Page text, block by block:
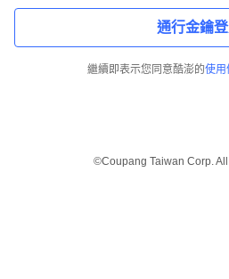
通行金鑰
繼續即表示您同意酷澎的使用
©Coupang Taiwan Corp.